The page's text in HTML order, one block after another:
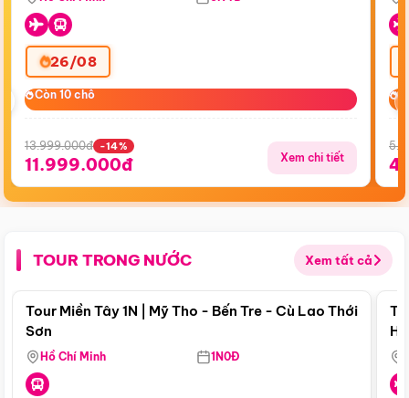
26/08
Còn 10 chỗ
Còn 10 chỗ
13.999.000đ -14%
11.999.000đ Xem chi tiết
TOUR TRONG NƯỚC Xem tất cả
Điểm nổi bật
Tour Miền Tây 1N | Mỹ Tho - Bến Tre - Cù Lao Thới
Sơn
Hồ Chí Minh 1N0Đ